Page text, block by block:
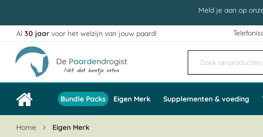
Meld je aan op
Ga
naar
de
inhoud
Al 30 jaar voor het welzijn van jouw paard!
Bundle Packs Eigen Merk Supplementen & voeding
Home Eigen Merk